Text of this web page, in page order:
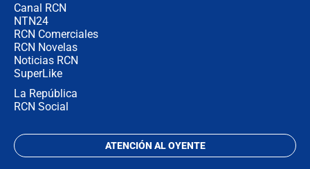
Canal RCN
NTN24
RCN Comerciales
RCN Novelas
Noticias RCN
SuperLike
La República
RCN Social
ATENCIÓN AL OYENTE